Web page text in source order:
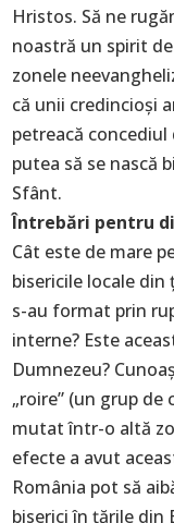
Hristos. Să ne
noastră un spirit
zonele
că unii credincioși
petreacă
putea să se nască
Sfânt.
Întrebări pentru
Cât este de mare
bisericile locale din
s-au format prin
interne? Este
Dumnezeu?
„roire” (un grup
mutat într-o altă
efecte a avut
România pot să
biserici în țările din